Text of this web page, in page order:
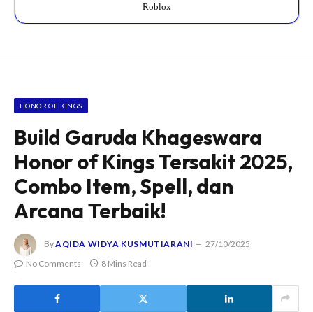
Roblox
HONOR OF KINGS
Build Garuda Khageswara
Honor of Kings Tersakit 2025,
Combo Item, Spell, dan
Arcana Terbaik!
ByAQIDA WIDYA KUSMUTIARANI
27/10/2025
No Comments
8 Mins Read